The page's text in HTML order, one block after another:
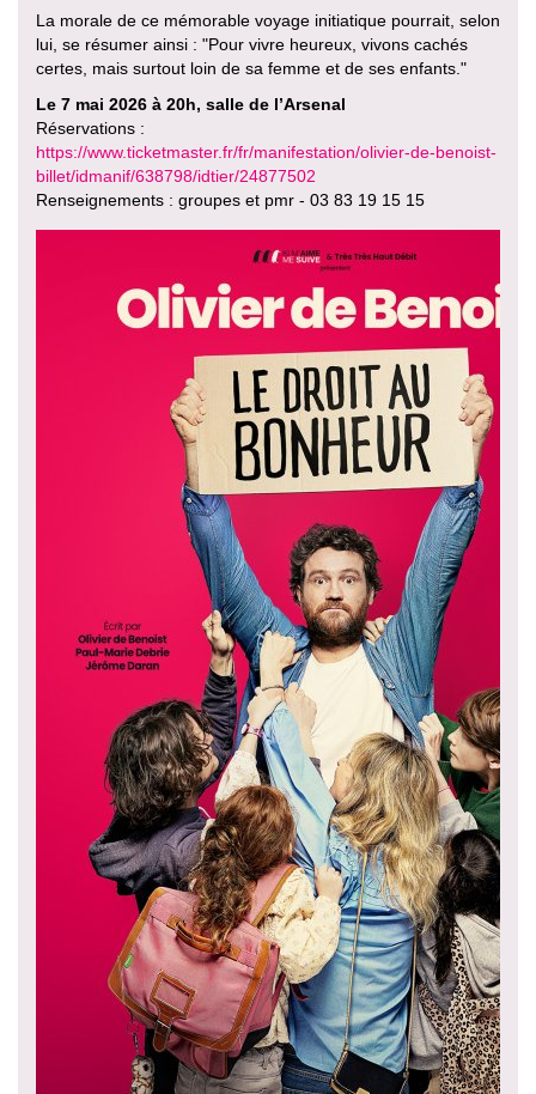
La morale de ce mémorable voyage initiatique pourrait, selon
lui, se résumer ainsi : "Pour vivre heureux, vivons cachés
certes, mais surtout loin de sa femme et de ses enfants."
Le 7 mai 2026 à 20h, salle de l’Arsenal
Réservations :
https://www.ticketmaster.fr/fr/manifestation/olivier-de-benoist-
billet/idmanif/638798/idtier/24877502
Renseignements : groupes et pmr - 03 83 19 15 15